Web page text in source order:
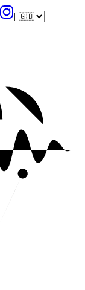
|